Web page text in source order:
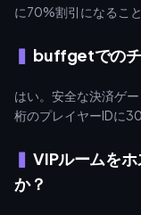
に70%割引になるこ
buffgetでのチ
はい。安全な決済ゲ
桁のプレイヤーIDに
VIPルームを
か？